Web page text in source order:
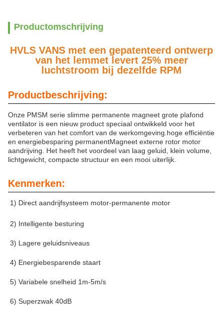
Productomschrijving
HVLS VANS met een gepatenteerd ontwerp
van het lemmet levert 25% meer
luchtstroom bij dezelfde RPM
Productbeschrijving:
Onze PMSM serie slimme permanente magneet grote plafond
ventilator is een nieuw product speciaal ontwikkeld voor het
verbeteren van het comfort van de werkomgeving.hoge efficiëntie
en energiebesparing permanentMagneet externe rotor motor
aandrijving. Het heeft het voordeel van laag geluid, klein volume,
lichtgewicht, compacte structuur en een mooi uiterlijk.
Kenmerken:
1) Direct aandrijfsysteem motor-permanente motor
2) Intelligente besturing
3) Lagere geluidsniveaus
4) Energiebesparende staart
5) Variabele snelheid 1m-5m/s
6) Superzwak 40dB